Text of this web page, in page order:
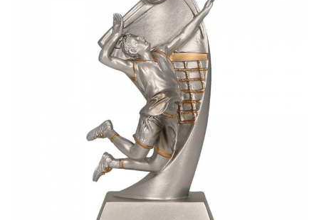
Alte ramuri sportive